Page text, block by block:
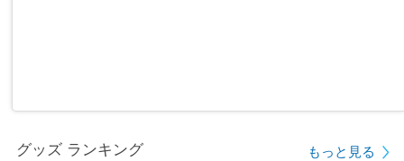
グッズ ランキング もっと見る